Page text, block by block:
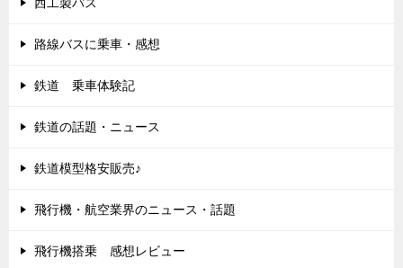
西工製バス
路線バスに乗車・感想
鉄道 乗車体験記
鉄道の話題・ニュース
鉄道模型格安販売♪
飛行機・航空業界のニュース・話題
飛行機搭乗 感想レビュー